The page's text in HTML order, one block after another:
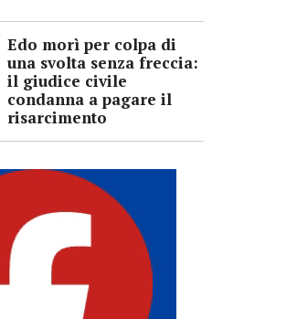
Edo morì per colpa di
una svolta senza freccia:
il giudice civile
condanna a pagare il
risarcimento